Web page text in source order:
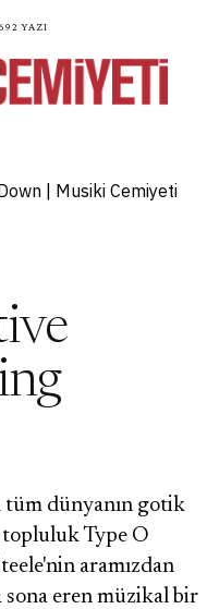
yazı
tüm dünyanın gotik
topluluk Type O
aramızdan
sona eren müzikal bir